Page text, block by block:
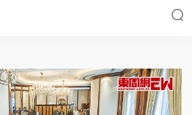
時事財經